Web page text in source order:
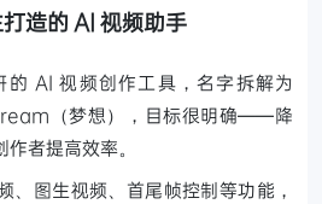
造的 AI 视频助手
AI 视频创作工具，名字拆解为
（梦想），目标很明确——降
者提高效率。
、图生视频、首尾帧控制等功能，